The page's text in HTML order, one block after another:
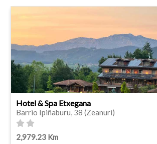
Hotel & Spa Etxegana
Barrio Ipiñaburu, 38 (Zeanuri)
2,979.23 Km